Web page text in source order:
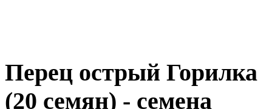
Перец острый Горилка
(20 семян) - семена